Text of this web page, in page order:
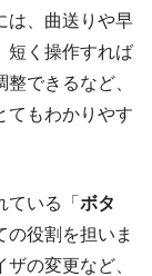
は、曲送りや早
短く操作すれば
できるなど、
てもわかりやす
いる「 ボタ
の役割を担いま
の変更など、